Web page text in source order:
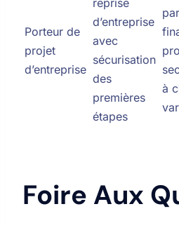
Porteur de
projet
d’entreprise
d’entreprise
avec
sécurisation
des
premières
étapes
à
Foire Aux